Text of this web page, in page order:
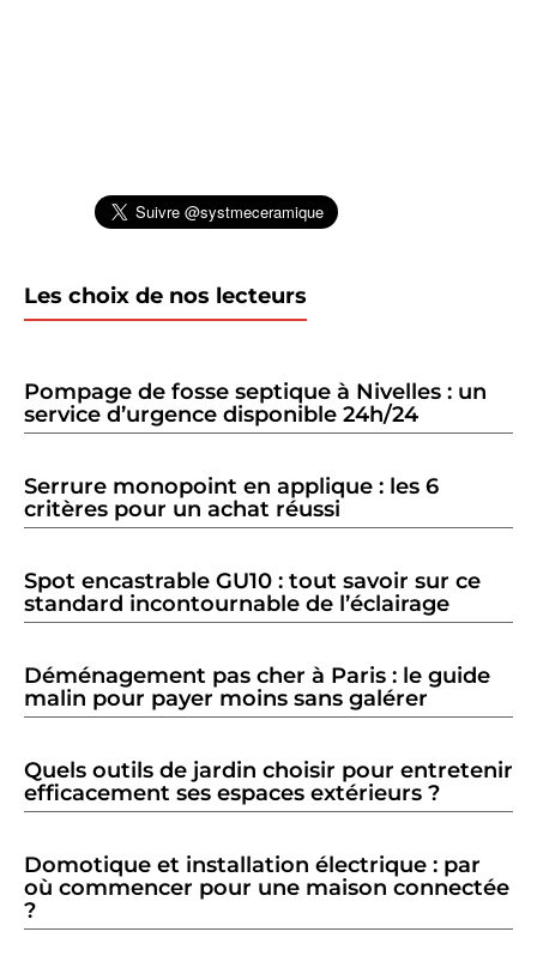
Les choix de nos lecteurs
Pompage de fosse septique à Nivelles : un
service d’urgence disponible 24h/24
Serrure monopoint en applique : les 6
critères pour un achat réussi
Spot encastrable GU10 : tout savoir sur ce
standard incontournable de l’éclairage
Déménagement pas cher à Paris : le guide
malin pour payer moins sans galérer
Quels outils de jardin choisir pour entretenir
efficacement ses espaces extérieurs ?
Domotique et installation électrique : par
où commencer pour une maison connectée
?